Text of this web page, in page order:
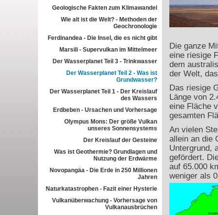
Geologische Fakten zum Klimawandel
Wie alt ist die Welt? - Methoden der
Geochronologie
Ferdinandea - Die Insel, die es nicht gibt
Marsili - Supervulkan im Mittelmeer
Der Wasserplanet Teil 3 - Trinkwasser
Der Wasserplanet Teil 2 - Was ist
Grundwasser?
Der Wasserplanet Teil 1 - Der Kreislauf
des Wassers
Erdbeben - Ursachen und Vorhersage
Olympus Mons: Der größe Vulkan
unseres Sonnensystems
Der Kreislauf der Gesteine
Was ist Geothermie? Grundlagen und
Nutzung der Erdwärme
Novopangäa - Die Erde in 250 Millionen
Jahren
Naturkatastrophen - Fazit einer Hysterie
Vulkanüberwachung - Vorhersage von
Vulkanausbrüchen
Die ganze
eine riesige
dem
der Welt,
Das riesige
Länge von
eine Fläche
gesamten
An vielen
allein an die
Untergrund,
gefördert.
auf 65.000
weniger als